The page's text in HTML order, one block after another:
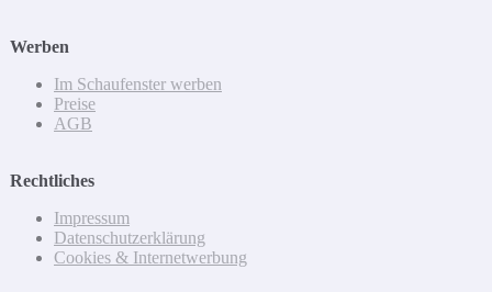
Werben
Im Schaufenster werben
Preise
AGB
Rechtliches
Impressum
Datenschutzerklärung
Cookies & Internetwerbung